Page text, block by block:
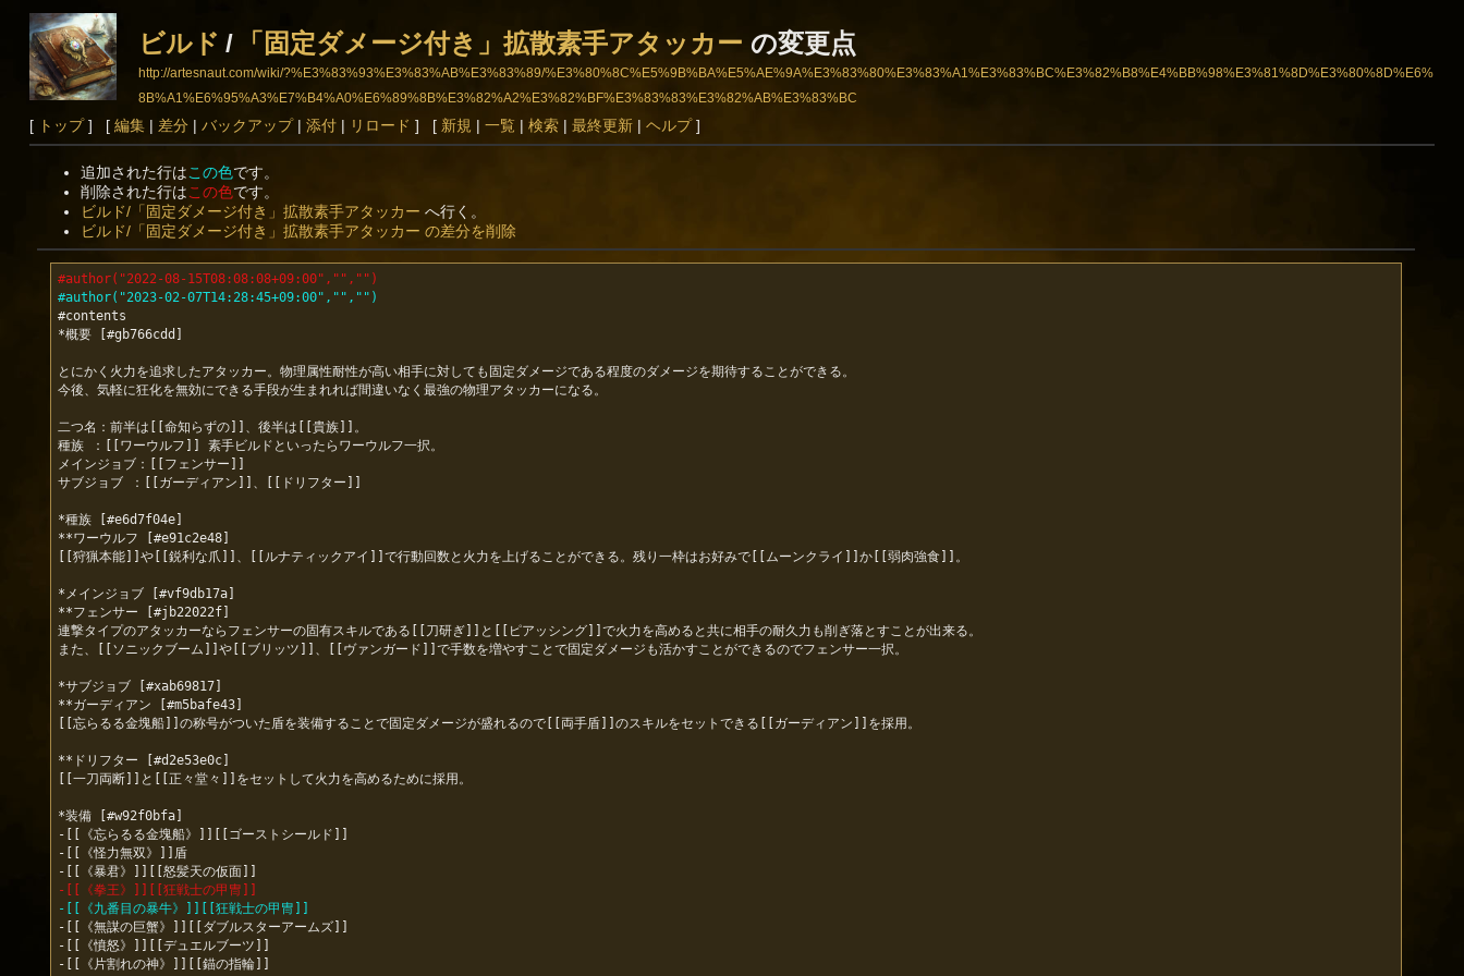
ビルド / 「固定ダメージ付き」拡散素手アタッカー の変更点
http://artesnaut.com/wiki/?%E3%83%93%E3%83%AB%E3%83%89/%E3%80%8C%E5%9B%BA%E5%AE%9A%E3%83%80%E3%83%A1%E3%83%BC%E3%82%B8%E4%BB%98%E3%81%8D%E3%80%8D%E6%
8B%A1%E6%95%A3%E7%B4%A0%E6%89%8B%E3%82%A2%E3%82%BF%E3%83%83%E3%82%AB%E3%83%BC
[ トップ] [ 編集| 差分| バックアップ| 添付| リロード ] [ 新規 | 一覧| 検索| 最終更新| ヘルプ]
追加された行はこの色です。
削除された行はこの色です。
ビルド/「固定ダメージ付き」拡散素手アタッカー へ行く。
ビルド/「固定ダメージ付き」拡散素手アタッカー の差分を削除
#author("2022-08-15T08:08:08+09:00","","")
#author("2023-02-07T14:28:45+09:00","","")
#contents
*概要 [#gb766cdd]
とにかく火力を追求したアタッカー。物理属性耐性が高い相手に対しても固定ダメージである程度のダメージを期待することができる。
今後、気軽に狂化を無効にできる手段が生まれれば間違いなく最強の物理アタッカーになる。
二つ名：前半は[[命知らずの]]、後半は[[貴族]]。
種族 ：[[ワーウルフ]] 素手ビルドといったらワーウルフ一択。
メインジョブ：[[フェンサー]]
サブジョブ ：[[ガーディアン]]、[[ドリフター]]
*種族 [#e6d7f04e]
**ワーウルフ [#e91c2e48]
[[狩猟本能]]や[[鋭利な爪]]、[[ルナティックアイ]]で行動回数と火力を上げることができる。残り一枠はお好みで[[ムーンクライ]]か[[弱肉強食]]。
*メインジョブ [#vf9db17a]
**フェンサー [#jb22022f]
連撃タイプのアタッカーならフェンサーの固有スキルである[[刀研ぎ]]と[[ピアッシング]]で火力を高めると共に相手の耐久力も削ぎ落とすことが出来る。
また、[[ソニックブーム]]や[[ブリッツ]]、[[ヴァンガード]]で手数を増やすことで固定ダメージも活かすことができるのでフェンサー一択。
*サブジョブ [#xab69817]
**ガーディアン [#m5bafe43]
[[忘らるる金塊船]]の称号がついた盾を装備することで固定ダメージが盛れるので[[両手盾]]のスキルをセットできる[[ガーディアン]]を採用。
**ドリフター [#d2e53e0c]
[[一刀両断]]と[[正々堂々]]をセットして火力を高めるために採用。
*装備 [#w92f0bfa]
-[[《忘らるる金塊船》]][[ゴーストシールド]]
-[[《怪力無双》]]盾
-[[《拳王》]][[狂戦士の甲冑]]
-[[《九番目の暴牛》]][[狂戦士の甲冑]]
-[[《無謀の巨蟹》]][[ダブルスターアームズ]]
-[[《憤怒》]][[デュエルブーツ]]